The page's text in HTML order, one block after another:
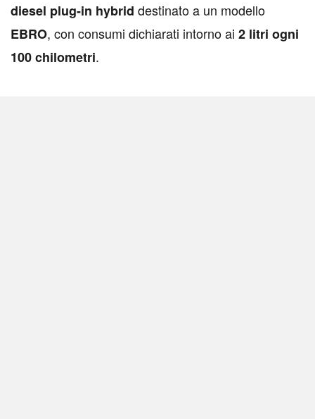
diesel plug-in hybrid destinato a un modello
EBRO, con consumi dichiarati intorno ai 2 litri ogni
100 chilometri.